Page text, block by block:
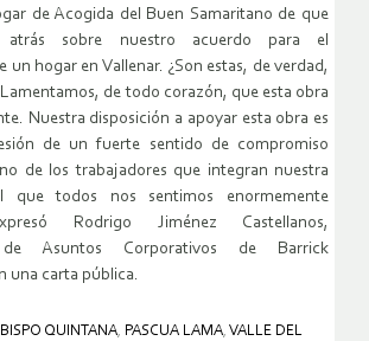
de Acogida del Buen Samaritano de que
atrás sobre nuestro acuerdo para el
un hogar en Vallenar. ¿Son estas, de verdad,
de todo corazón, que esta obra
Nuestra disposición a apoyar esta obra es
de un fuerte sentido de compromiso
de los trabajadores que integran nuestra
que todos nos sentimos enormemente
Rodrigo Jiménez Castellanos,
de Asuntos Corporativos de Barrick
una carta pública.
QUINTANA, PASCUA LAMA, VALLE DEL